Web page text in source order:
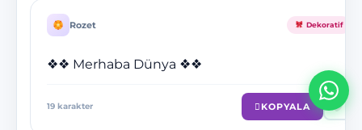
Rozet Dekoratif
❖❖ Merhaba Dünya ❖❖
19 karakter KOPYALA